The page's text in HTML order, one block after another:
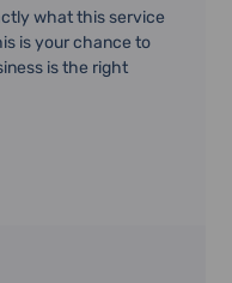
what this service
is your chance to
is the right